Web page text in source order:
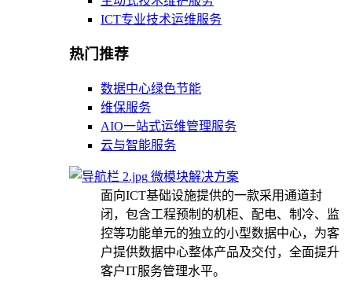
ICT专业技术运维服务
热门推荐
数据中心绿色节能
维保服务
AIO一站式运维管理服务
云与智能服务
微模块解决方案
面向ICT基础设施提供的一款采用通道封
闭，包含工程预制的机柜、配电、制冷、监
控等功能单元的独立的小型数据中心，为客
户提供数据中心整体产品及交付，全面提升
客户IT服务管理水平。